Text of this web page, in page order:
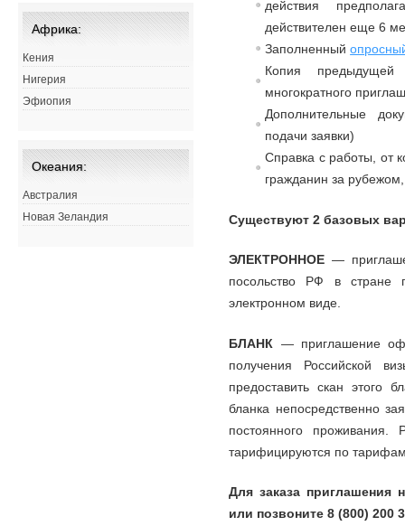
действия
действителен еще 6
Заполненный
Копия
многократного
Дополнительные
подачи заявки)
Справка с работы, от
гражданин за
Существуют 2 базовых
ЭЛЕКТРОННОЕ—
посольство РФ в
электронном виде.
БЛАНК — приглашение
получения Российской
предоставить скан этого
бланка непосредственно
постоянного проживания.
тарифицируются по
Для заказа приглашения
или позвоните 8 (800) 200
Африка:
Кения
Нигерия
Эфиопия
Океания:
Австралия
Новая Зеландия